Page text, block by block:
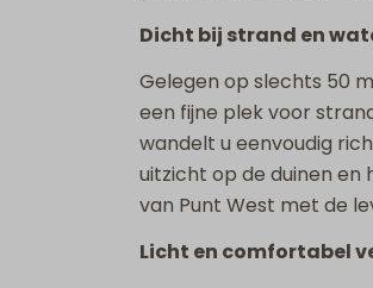
Badkamer op begane
Regendouche
Inloopdouche
Föhn
Apart toilet
Dubbele wastafel
Ligging
Dicht bij strand en
Gelegen op slechts 50
een fijne plek voor
wandelt u eenvoudig
uitzicht op de duinen en
van Punt West met de
Licht en comfortabel